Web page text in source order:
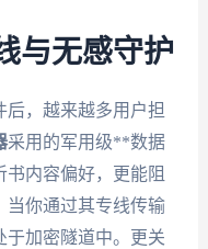
与无感守护
后，越来越多用户担
采用的军用级**数据
内容偏好，更能阻
当你通过其专线传输
于加密隧道中。更关